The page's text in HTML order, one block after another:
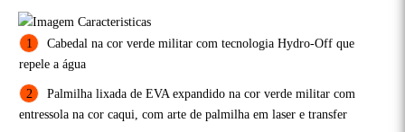
Cabedal na cor verde militar com tecnologia Hydro-Off que
repele a água
Palmilha lixada de EVA expandido na cor verde militar com
entressola na cor caqui, com arte de palmilha em laser e transfer